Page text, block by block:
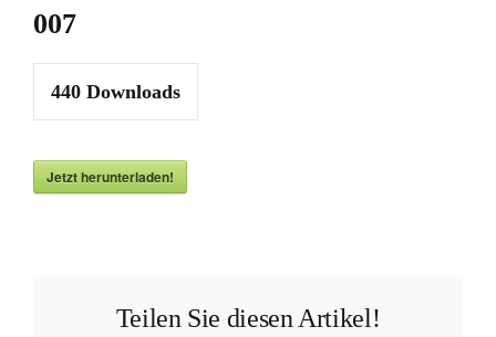
007
440 Downloads
Jetzt herunterladen!
Teilen Sie diesen Artikel!